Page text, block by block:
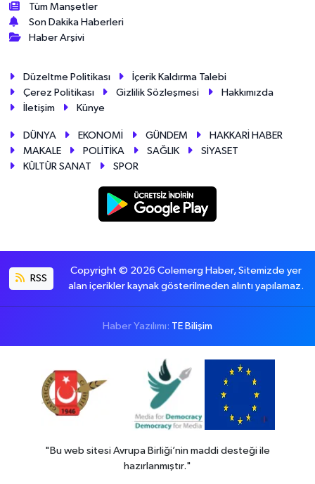
Tüm Manşetler
Son Dakika Haberleri
Haber Arşivi
Düzeltme Politikası
İçerik Kaldırma Talebi
Çerez Politikası
Gizlilik Sözleşmesi
Hakkımızda
İletişim
Künye
DÜNYA EKONOMİ GÜNDEM
HAKKARİ HABER
MAKALE
POLİTİKA SAĞLIK
SİYASET
KÜLTÜR SANAT
SPOR
RSS
Copyright © 2026 Colemerg Haber, Sitemizde yer
alan içerikler kaynak gösterilmeden alıntı yapılamaz.
Haber Yazılımı: TE Bilişim
"Bu web sitesi Avrupa Birliği’nin maddi desteği ile
hazırlanmıştır."